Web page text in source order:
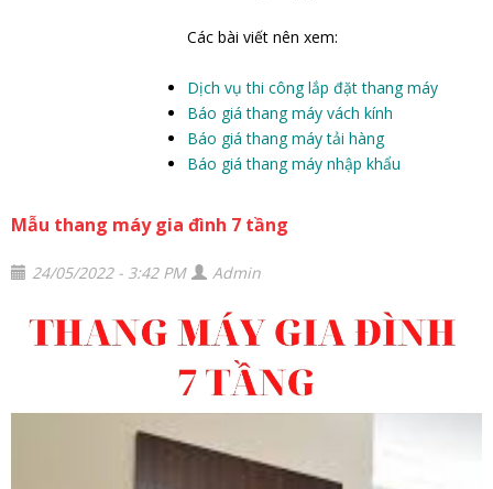
Các bài viết nên xem:
Dịch vụ thi công lắp đặt thang máy
Báo giá thang máy vách kính
Báo giá thang máy tải hàng
Báo giá thang máy nhập khẩu
Mẫu thang máy gia đình 7 tầng
24/05/2022 - 3:42 PM Admin